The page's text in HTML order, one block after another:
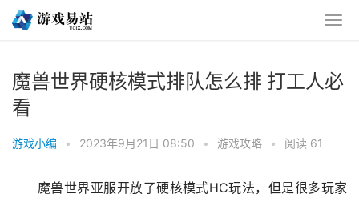
魔兽世界硬核模式排队怎么排 打工人必
看
游戏小编 • 2023年9月21日 08:50 • 游戏攻略 • 阅读 61
魔兽世界亚服开放了硬核模式HC玩法，但是很多玩家